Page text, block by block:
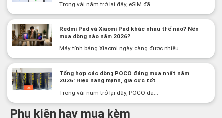
Trong vài năm trở lại đây, eSIM đã...
Redmi Pad và Xiaomi Pad khác nhau thế nào? Nên
mua dòng nào năm 2026?
Máy tính bảng Xiaomi ngày càng được nhiều...
Tổng hợp các dòng POCO đáng mua nhất năm
2026: Hiệu năng mạnh, giá cực tốt
Trong vài năm trở lại đây, POCO đã...
Phụ kiện hay mua kèm